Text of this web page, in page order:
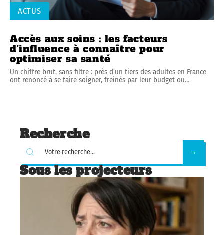
ACTUS
Accès aux soins : les facteurs
d’influence à connaître pour
optimiser sa santé
Un chiffre brut, sans filtre : près d'un tiers des adultes en France
ont renoncé à se faire soigner, freinés par leur budget ou…
Recherche
Sous les projecteurs